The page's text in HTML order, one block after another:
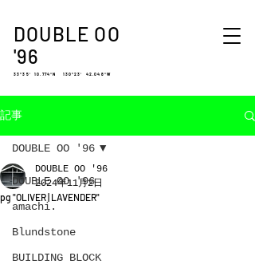
DOUBLE OO
'96
33°35′ 10.774″N 130°23′ 42.048″W
記事
DOUBLE OO '96
amachi.
Blundstone
BUILDING BLOCK
DOUBLE OO '96
pg "OLIVER | LAVENDER"
DOUBLE OO '96
2024年11月2日